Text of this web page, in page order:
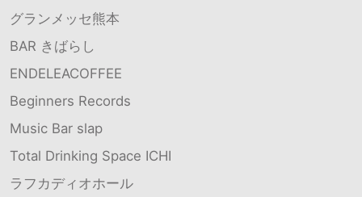
グランメッセ熊本
BAR きばらし
ENDELEACOFFEE
Beginners Records
Music Bar slap
Total Drinking Space ICHI
ラフカディオホール